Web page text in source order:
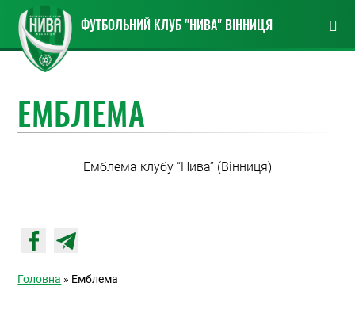
ФУТБОЛЬНИЙ КЛУБ "НИВА" ВІННИЦЯ
ЕМБЛЕМА
Емблема клубу “Нива” (Вінниця)
Головна » Емблема